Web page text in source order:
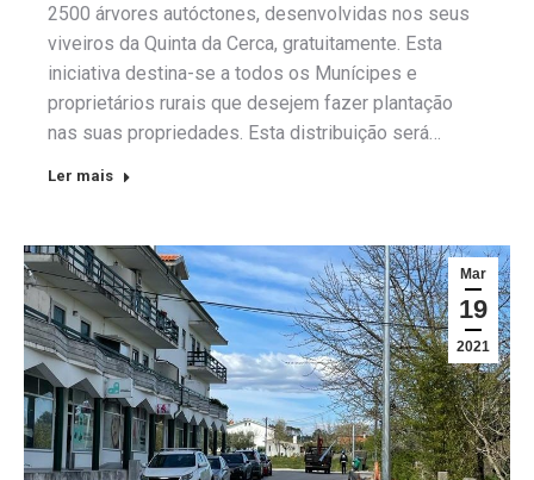
2500 árvores autóctones, desenvolvidas nos seus
viveiros da Quinta da Cerca, gratuitamente. Esta
iniciativa destina-se a todos os Munícipes e
proprietários rurais que desejem fazer plantação
nas suas propriedades. Esta distribuição será…
Ler mais
Mar
19
2021